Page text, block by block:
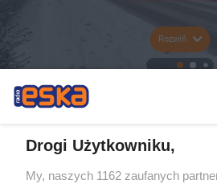
Rozwiń
Drogi Użytkowniku,
My, naszych 1162 zaufanych